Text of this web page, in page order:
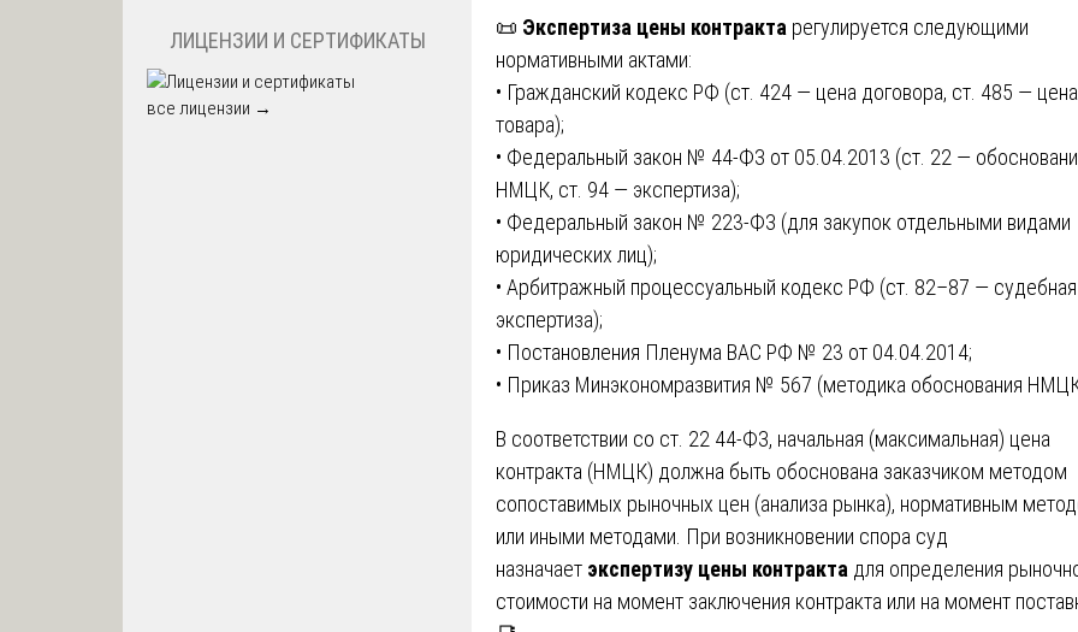
📜 Экспертиза цены контракта регулируется следующими
нормативными актами:
• Гражданский кодекс РФ (ст. 424 — цена договора, ст. 485 — цена
товара);
• Федеральный закон № 44-ФЗ от 05.04.2013 (ст. 22 —
НМЦК, ст. 94 — экспертиза);
• Федеральный закон № 223-ФЗ (для закупок отдельными видами
юридических лиц);
• Арбитражный процессуальный кодекс РФ (ст. 82–87 — судебная
экспертиза);
• Постановления Пленума ВАС РФ № 23 от 04.04.2014;
• Приказ Минэкономразвития № 567 (методика обоснования
В соответствии со ст. 22 44-ФЗ, начальная (максимальная) цена
контракта (НМЦК) должна быть обоснована заказчиком методом
сопоставимых рыночных цен (анализа рынка), нормативным
или иными методами. При возникновении спора суд
назначает экспертизу цены контракта для определения
стоимости на момент заключения контракта или на момент
ЛИЦЕНЗИИ И СЕРТИФИКАТЫ
все лицензии →